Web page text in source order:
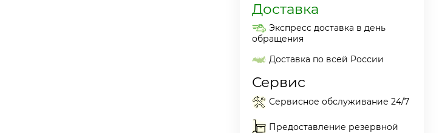
Доставка
Экспресс доставка в день
обращения
Доставка по всей России
Сервис
Сервисное обслуживание 24/7
Предоставление резервной